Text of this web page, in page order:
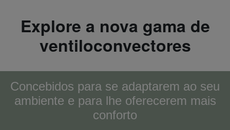
Explore a nova gama de
ventiloconvectores
Concebidos para se adaptarem ao seu
ambiente e para lhe oferecerem mais
conforto